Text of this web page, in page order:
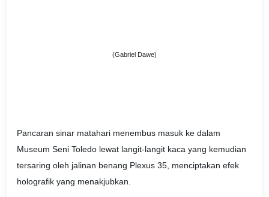
(Gabriel Dawe)
Pancaran sinar matahari menembus masuk ke dalam
Museum Seni Toledo lewat langit-langit kaca yang kemudian
tersaring oleh jalinan benang Plexus 35, menciptakan efek
holografik yang menakjubkan.